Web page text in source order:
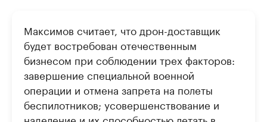
Максимов считает, что дрон-доставщик
будет востребован отечественным
бизнесом при соблюдении трех факторов:
завершение специальной военной
операции и отмена запрета на полеты
беспилотников; усовершенствование и